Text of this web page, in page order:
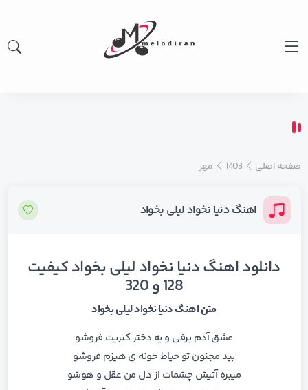
صفحه اصلی 1403 مهر
اهنگ دنیا نخواد لیلی بخواد
دانلود اهنگ دنیا نخواد لیلی بخواد کیفیت
128 و 320
متن اهنگ دنیا نخواد لیلی بخواد
عشق آدم برفی و یه دختر کبریت فروشو
بید مجنون تو حیاط خونه ی هیزم فروشو
میبره آتیش چشمات از دل من عقل و هوشو